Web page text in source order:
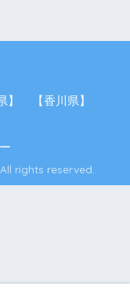
】
【香川県】
rights reserved.